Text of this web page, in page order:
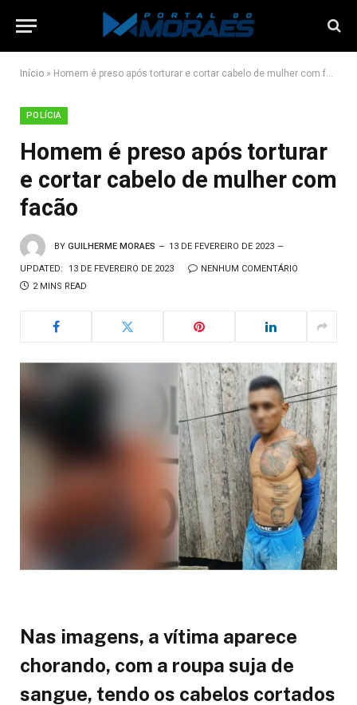
Início » Homem é preso após torturar e cortar cabelo de mulher com facão
POLÍCIA
Homem é preso após torturar
e cortar cabelo de mulher com
facão
BY GUILHERME MORAES 13 DE FEVEREIRO DE 2023
UPDATED: 13 DE FEVEREIRO DE 2023
NENHUM COMENTÁRIO
2 MINS READ
Nas imagens, a vítima aparece
chorando, com a roupa suja de
sangue, tendo os cabelos cortados